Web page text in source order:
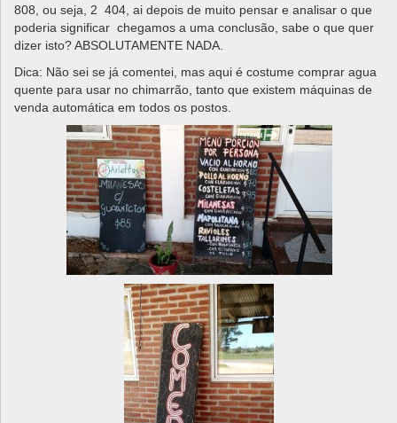
808, ou seja, 2 404, ai depois de muito pensar e analisar o que
poderia significar chegamos a uma conclusão, sabe o que quer
dizer isto? ABSOLUTAMENTE NADA.
Dica: Não sei se já comentei, mas aqui é costume comprar agua
quente para usar no chimarrão, tanto que existem máquinas de
venda automática em todos os postos.